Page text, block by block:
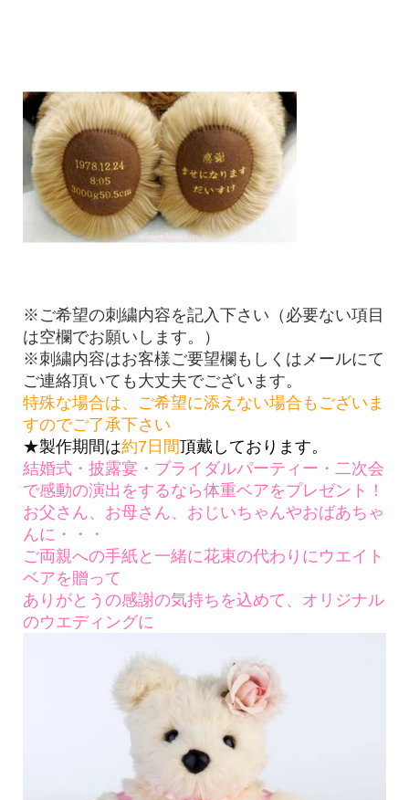
※ご希望の刺繍内容を記入下さい（必要ない項目
は空欄でお願いします。）
※刺繍内容はお客様ご要望欄もしくはメールにて
ご連絡頂いても大丈夫でございます。
特殊な場合は、ご希望に添えない場合もございま
すのでご了承下さい
★製作期間は約7日間頂戴しております。
結婚式・披露宴・ブライダルパーティー・二次会
で感動の演出をするなら体重ベアをプレゼント！
お父さん、お母さん、おじいちゃんやおばあちゃ
んに・・・
ご両親への手紙と一緒に花束の代わりにウエイト
ベアを贈って
ありがとうの感謝の気持ちを込めて、オリジナル
のウエディングに